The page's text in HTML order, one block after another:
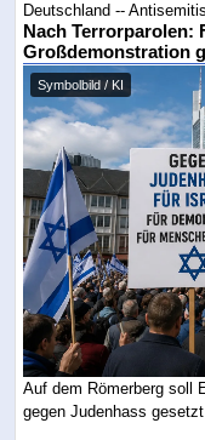
Deutschland --
Nach Terrorparolen:
Großdemonstration
Symbolbild / KI
Auf dem Römerberg soll
gegen Judenhass